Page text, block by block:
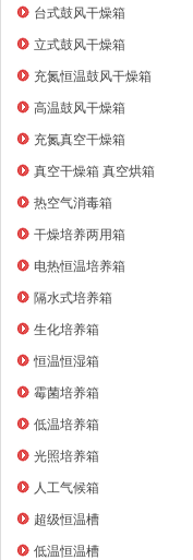
上海右一仪器有限公司
台式鼓风干燥箱
立式鼓风干燥箱
充氮恒温鼓风干燥箱
高温鼓风干燥箱
充氮真空干燥箱
真空干燥箱 真空烘箱
热空气消毒箱
干燥培养两用箱
电热恒温培养箱
隔水式培养箱
生化培养箱
恒温恒湿箱
霉菌培养箱
低温培养箱
光照培养箱
人工气候箱
超级恒温槽
低温恒温槽